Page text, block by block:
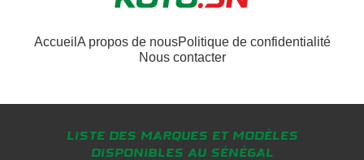
Accueil A propos de nousPolitique de confidentialité
Nous contacter
Liste des marques et modèles
disponibles au Sénégal